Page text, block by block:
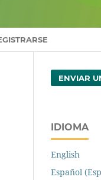
ENVIAR
IDIOMA
English
Español